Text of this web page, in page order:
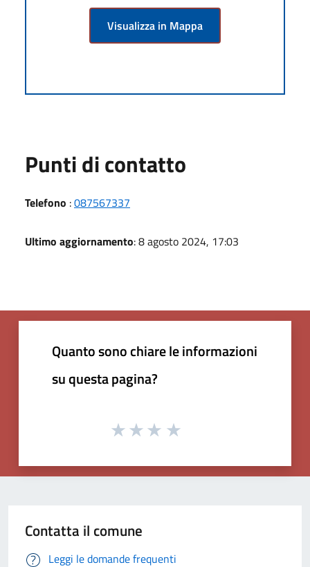
Visualizza in Mappa
Punti di contatto
Telefono :087567337
Ultimo aggiornamento: 8 agosto 2024, 17:03
Quanto sono chiare le informazioni
su questa pagina?
Contatta il comune
Leggi le domande frequenti